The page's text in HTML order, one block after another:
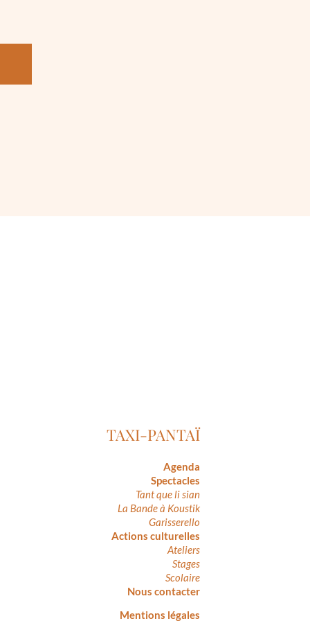
TAXI-PANTAÏ
Agenda
Spectacles
Tant que li sian
La Bande à Koustik
Garisserello
Actions culturelles
Ateliers
Stages
Scolaire
Nous contacter
Mentions légales